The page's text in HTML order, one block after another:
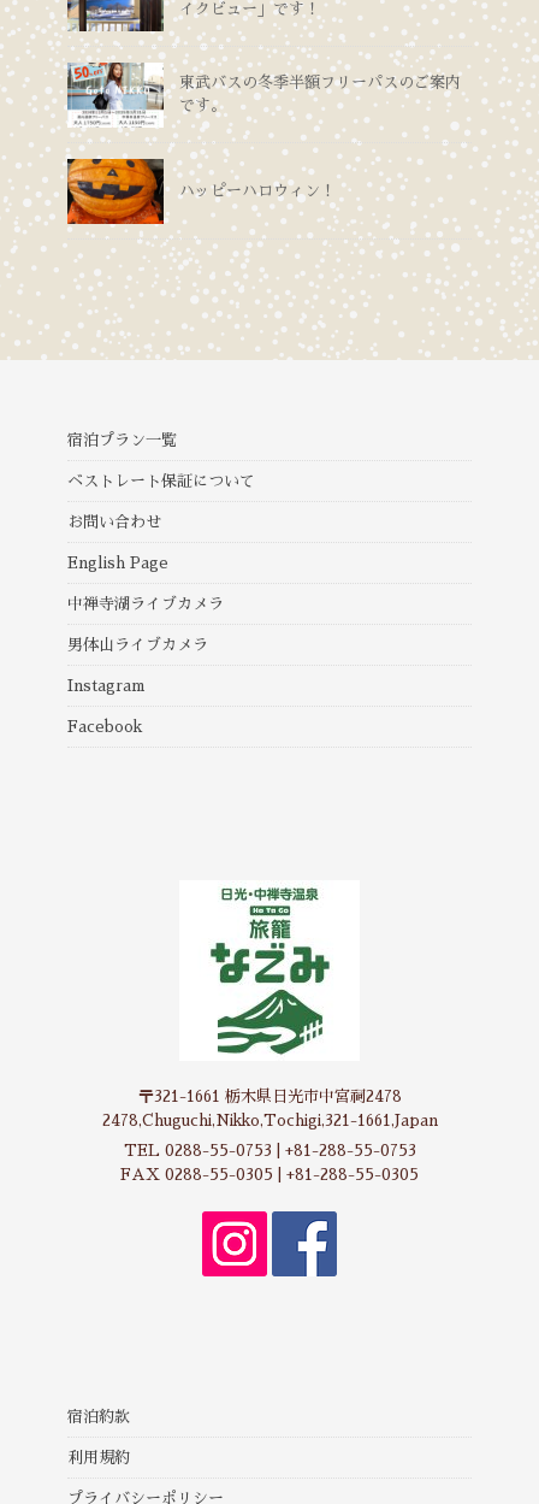
イクビュー」です！
東武バスの冬季半額フリーパスのご案内
です。
ハッピーハロウィン！
宿泊プラン一覧
ベストレート保証について
お問い合わせ
English Page
中禅寺湖ライブカメラ
男体山ライブカメラ
Instagram
Facebook
〒321-1661 栃木県日光市中宮祠2478
2478,Chuguchi,Nikko,Tochigi,321-1661,Japan
TEL 0288-55-0753 | +81-288-55-0753
FAX 0288-55-0305 | +81-288-55-0305
宿泊約款
利用規約
プライバシーポリシー